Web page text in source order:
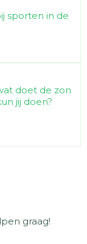
€ 57,90
22,50
30,50
sporten in de
doet de zon
jij doen?
graag!​